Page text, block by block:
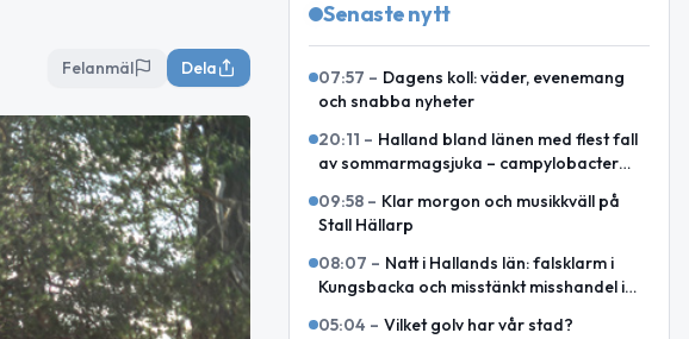
Felanmäl Dela
Senaste nytt
07:57 – Dagens koll: väder, evenemang
och snabba nyheter
20:11 – Halland bland länen med flest fall
av sommarmagsjuka – campylobacter
09:58 – Klar morgon och musikkväll på
Stall Hällarp
08:07 – Natt i Hallands län: falsklarm i
Kungsbacka och misstänkt misshandel i
05:04 – Vilket golv har vår stad?